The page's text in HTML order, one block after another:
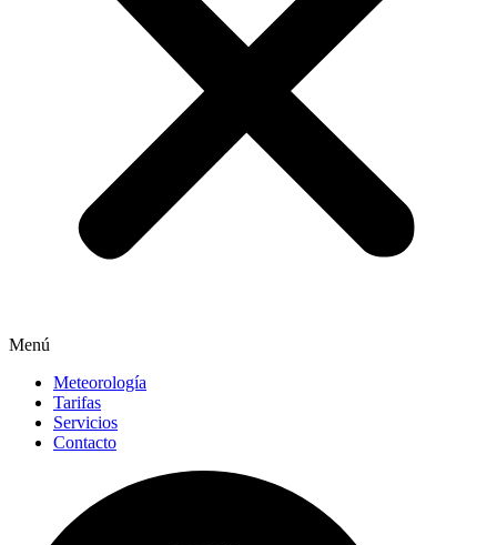
Menú
Meteorología
Tarifas
Servicios
Contacto